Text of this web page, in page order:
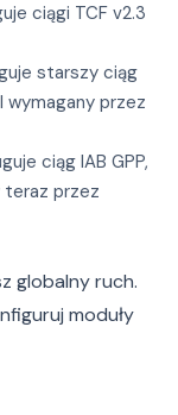
ciągi TCF v2.3
starszy ciąg
wymagany przez
ciąg IAB GPP,
teraz przez
globalny ruch.
moduły